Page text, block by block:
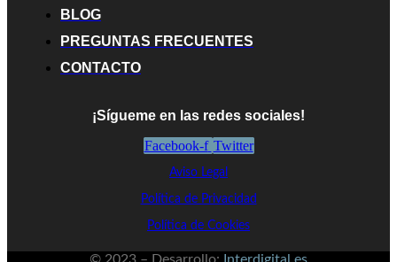
BLOG
PREGUNTAS FRECUENTES
CONTACTO
¡Sígueme en las redes sociales!
Facebook-f Twitter
Aviso Legal
Política de Privacidad
Política de Cookies